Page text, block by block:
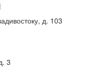
д. 103
3